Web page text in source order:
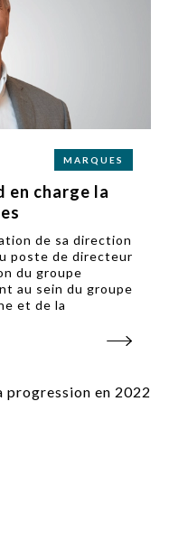
MARQUES
en charge la
de sa direction
poste de directeur
du groupe
au sein du groupe
et de la